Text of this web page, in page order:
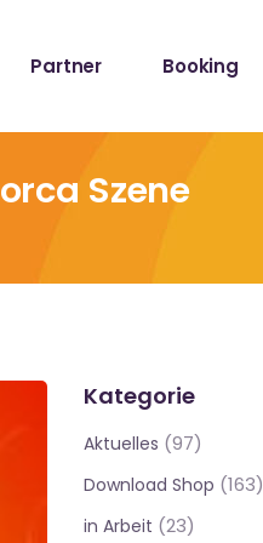
Partner Booking
Szene
Kategorie
Aktuelles (97)
Download Shop (163)
in Arbeit (23)